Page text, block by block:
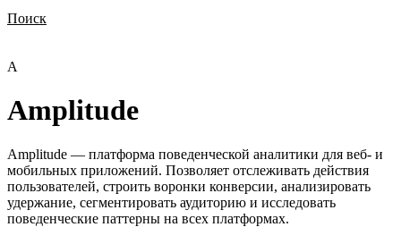
Поиск
A
Amplitude
Amplitude — платформа поведенческой аналитики для веб- и
мобильных приложений. Позволяет отслеживать действия
пользователей, строить воронки конверсии, анализировать
удержание, сегментировать аудиторию и исследовать
поведенческие паттерны на всех платформах.